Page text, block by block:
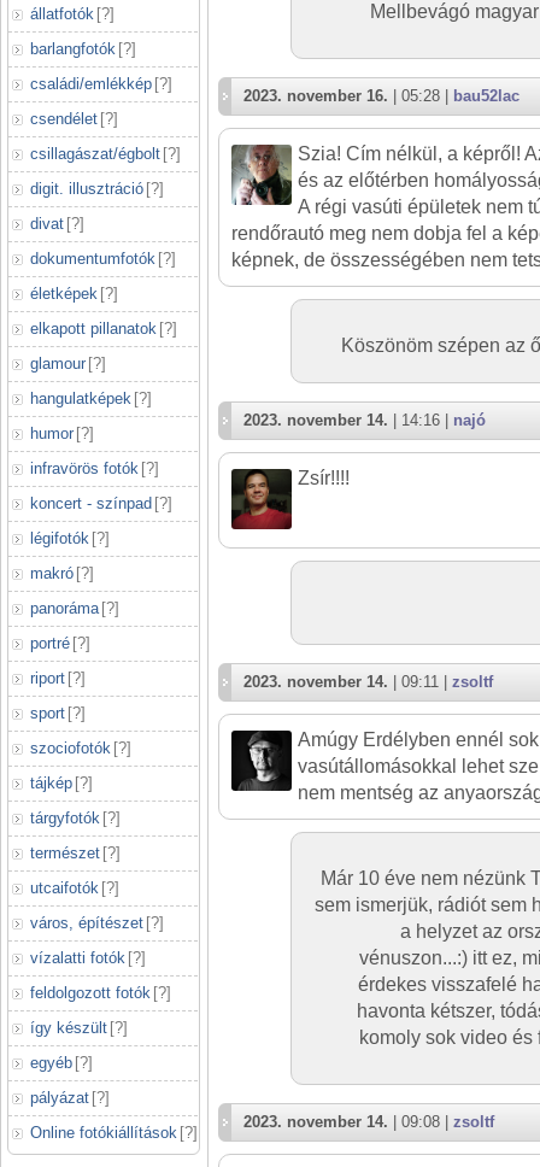
állatfotók [?]
barlangfotók [?]
családi/emlékkép [?]
csendélet [?]
csillagászat/égbolt [?]
digit. illusztráció [?]
divat [?]
dokumentumfotók [?]
életképek [?]
elkapott pillanatok [?]
glamour [?]
hangulatképek [?]
humor [?]
infravörös fotók [?]
koncert - színpad [?]
légifotók [?]
makró [?]
panoráma [?]
portré [?]
riport [?]
sport [?]
szociofotók [?]
tájkép [?]
tárgyfotók [?]
természet [?]
utcaifotók [?]
város, építészet [?]
vízalatti fotók [?]
feldolgozott fotók [?]
így készült [?]
egyéb [?]
pályázat [?]
Online fotókiállítások [?]
Mellbevágó
2023. november 16. | 05:28 | bau52lac
Szia! Cím nélkül, a képről!
és az előtérben
A régi vasúti épületek nem
rendőrautó meg nem dobja fel a
képnek, de összességében nem
Köszönöm szépen az
2023. november 14. | 14:16 | najó
Zsír!!!!
2023. november 14. | 09:11 | zsoltf
Amúgy Erdélyben ennél
vasútállomásokkal lehet
nem mentség az
Már 10 éve nem nézünk
sem ismerjük, rádiót sem
a helyzet az
vénuszon...:) itt ez,
érdekes visszafelé
havonta kétszer,
komoly sok video és
2023. november 14. | 09:08 | zsoltf